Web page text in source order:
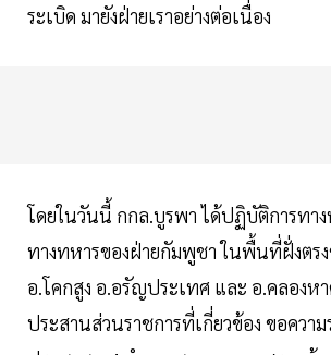
ระเบิด มายังฝ่ายเราอย่างต่อเนื่อง
โดยในวันนี้ กกล.บูรพา ได้ปฏิบัติการทา
ทางทหารของฝ่ายกัมพูชา ในพื้นที่ฝั่งตรง
อ.โคกสูง อ.อรัญประเทศ และ อ.คลองห
ประสานส่วนราชการที่เกี่ยวข้อง ขอควา